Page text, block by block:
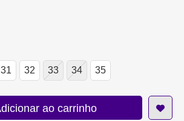
31 32 33 34 35
ao carrinho